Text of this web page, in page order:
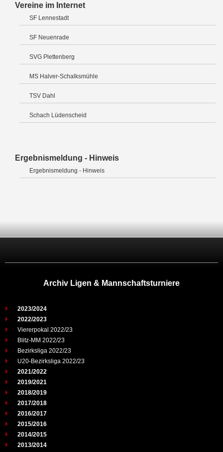
Vereine im Internet
SF Lennestadt
SF Neuenrade
SVG Plettenberg
MS Halver-Schalksmühle
TSV Dahl
Schach Lüdenscheid
Ergebnismeldung - Hinweis
Ergebnismeldung - Hinweis
Archiv Ligen & Mannschaftsturniere
2023/2024
2022/2023
Viererpokal 2022/23
Blitz-MM 2022/23
Bezirksliga 2022/23
U20-Bezirksliga 2022/23
2021/2022
2019/2021
2018/2019
2017/2018
2016/2017
2015/2016
2014/2015
2013/2014